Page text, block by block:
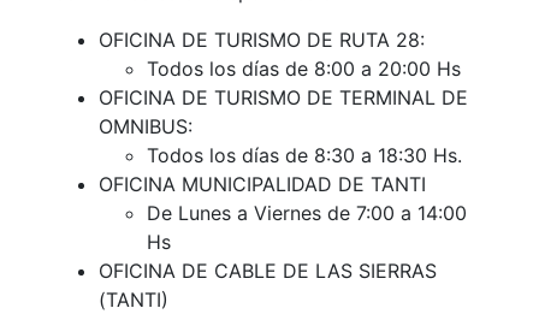
OFICINA DE TURISMO DE RUTA 28:
Todos los días de 8:00 a 20:00 Hs
OFICINA DE TURISMO DE TERMINAL DE
OMNIBUS:
Todos los días de 8:30 a 18:30 Hs.
OFICINA MUNICIPALIDAD DE TANTI
De Lunes a Viernes de 7:00 a 14:00
Hs
OFICINA DE CABLE DE LAS SIERRAS
(TANTI)